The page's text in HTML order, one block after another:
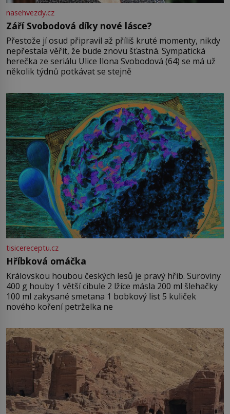
nasehvezdy.cz
Září Svobodová díky nové lásce?
Přestože jí osud připravil až příliš kruté momenty, nikdy
nepřestala věřit, že bude znovu šťastná. Sympatická
herečka ze seriálu Ulice Ilona Svobodová (64) se má už
několik týdnů potkávat se stejně
tisicereceptu.cz
Hříbková omáčka
Královskou houbou českých lesů je pravý hřib. Suroviny
400 g houby 1 větší cibule 2 lžíce másla 200 ml šlehačky
100 ml zakysané smetana 1 bobkový list 5 kuliček
nového koření petrželka ne